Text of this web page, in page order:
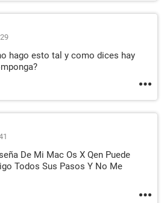
hago esto tal y como dices hay
De Mi Mac Os X Qen Puede
Todos Sus Pasos Y No Me